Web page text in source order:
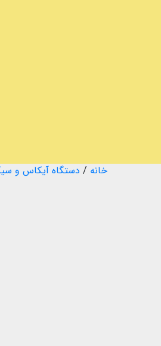
خانه / دستگاه آیکاس و